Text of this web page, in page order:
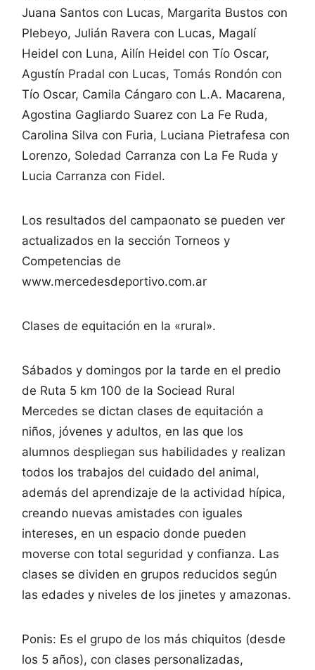
Juana Santos con Lucas, Margarita Bustos con
Plebeyo, Julián Ravera con Lucas, Magalí
Heidel con Luna, Ailín Heidel con Tío Oscar,
Agustín Pradal con Lucas, Tomás Rondón con
Tío Oscar, Camila Cángaro con L.A. Macarena,
Agostina Gagliardo Suarez con La Fe Ruda,
Carolina Silva con Furia, Luciana Pietrafesa con
Lorenzo, Soledad Carranza con La Fe Ruda y
Lucia Carranza con Fidel.
Los resultados del campaonato se pueden ver
actualizados en la sección Torneos y
Competencias de
www.mercedesdeportivo.com.ar
Clases de equitación en la «rural».
Sábados y domingos por la tarde en el predio
de Ruta 5 km 100 de la Sociead Rural
Mercedes se dictan clases de equitación a
niños, jóvenes y adultos, en las que los
alumnos despliegan sus habilidades y realizan
todos los trabajos del cuidado del animal,
además del aprendizaje de la actividad hípica,
creando nuevas amistades con iguales
intereses, en un espacio donde pueden
moverse con total seguridad y confianza. Las
clases se dividen en grupos reducidos según
las edades y niveles de los jinetes y amazonas.
Ponis: Es el grupo de los más chiquitos (desde
los 5 años), con clases personalizadas,